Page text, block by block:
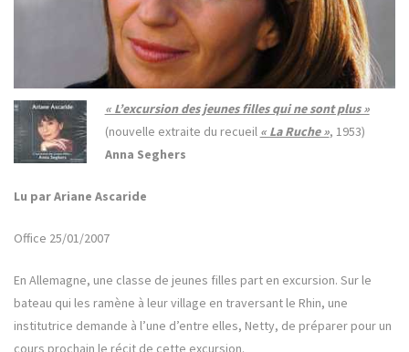
« L’excursion des jeunes filles qui ne sont plus »
(nouvelle extraite du recueil « La Ruche », 1953)
Anna Seghers
Lu par Ariane Ascaride
Office 25/01/2007
En Allemagne, une classe de jeunes filles part en excursion. Sur le
bateau qui les ramène à leur village en traversant le Rhin, une
institutrice demande à l’une d’entre elles, Netty, de préparer pour un
cours prochain le récit de cette excursion.